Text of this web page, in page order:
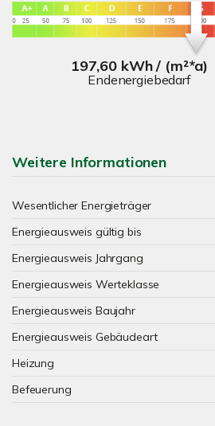
197,60 kWh / (m²*a)
Endenergiebedarf
Weitere Informationen
Wesentlicher Energieträger
Energieausweis gültig bis
Energieausweis Jahrgang
Energieausweis Werteklasse
Energieausweis Baujahr
Energieausweis Gebäudeart
Heizung
Befeuerung